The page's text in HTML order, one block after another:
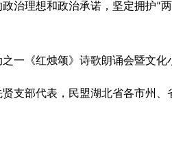
治理想和政治承诺，坚定拥护“
一《红烛颂》诗歌朗诵会暨文化
支部代表，民盟湖北省各市州、